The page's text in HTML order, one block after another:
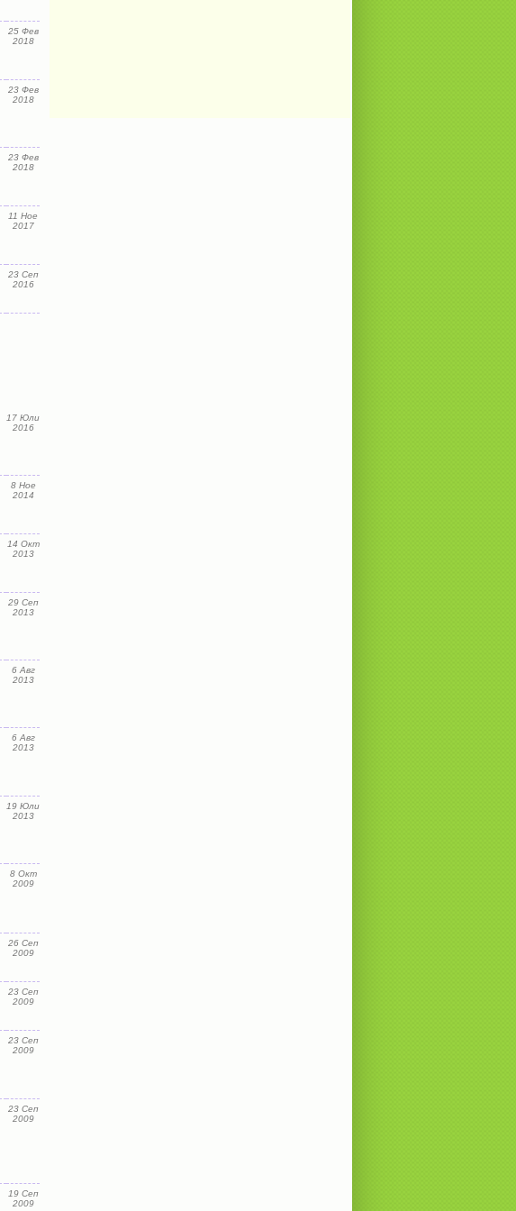
25 Фев
2018
23 Фев
2018
23 Фев
2018
11 Ное
2017
23 Сеп
2016
17 Юли
2016
8 Ное
2014
14 Окт
2013
29 Сеп
2013
6 Авг
2013
6 Авг
2013
19 Юли
2013
8 Окт
2009
26 Сеп
2009
23 Сеп
2009
23 Сеп
2009
23 Сеп
2009
19 Сеп
2009